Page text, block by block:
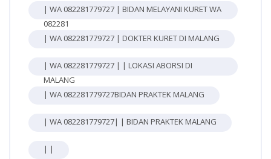
| WA 082281779727 | BIDAN MELAYANI KURET WA
082281
| WA 082281779727 | DOKTER KURET DI MALANG
| WA 082281779727 | | LOKASI ABORSI DI
MALANG
| WA 082281779727BIDAN PRAKTEK MALANG
| WA 082281779727| | BIDAN PRAKTEK MALANG
| |